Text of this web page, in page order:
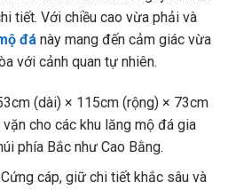
tiết. Với chiều cao vừa phải và
đá này mang đến cảm giác vừa
với cảnh quan tự nhiên.
(dài) × 115cm (rộng) × 73cm
cho các khu lăng mộ đá gia
phía Bắc như Cao Bằng.
cáp, giữ chi tiết khắc sâu và